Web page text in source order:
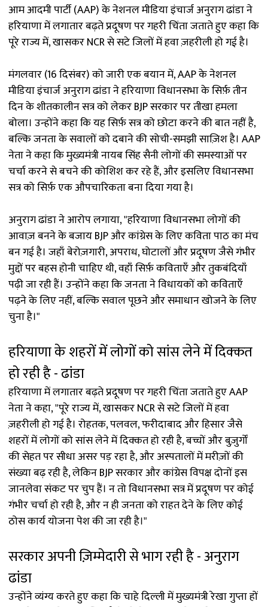
आम आदमी पार्टी (AAP) के नेशनल मीडिया इंचार्ज अनुराग ढांडा ने
हरियाणा में लगातार बढ़ते प्रदूषण पर गहरी चिंता जताते हुए कहा कि
पूरे राज्य में, खासकर NCR से सटे जिलों में हवा ज़हरीली हो गई है।
मंगलवार (16 दिसंबर) को जारी एक बयान में, AAP के नेशनल
मीडिया इंचार्ज अनुराग ढांडा ने हरियाणा विधानसभा के सिर्फ़ तीन
दिन के शीतकालीन सत्र को लेकर BJP सरकार पर तीखा हमला
बोला। उन्होंने कहा कि यह सिर्फ़ सत्र को छोटा करने की बात नहीं है,
बल्कि जनता के सवालों को दबाने की सोची-समझी साज़िश है। AAP
नेता ने कहा कि मुख्यमंत्री नायब सिंह सैनी लोगों की समस्याओं पर
चर्चा करने से बचने की कोशिश कर रहे हैं, और इसलिए विधानसभा
सत्र को सिर्फ़ एक औपचारिकता बना दिया गया है।
अनुराग ढांडा ने आरोप लगाया, "हरियाणा विधानसभा लोगों की
आवाज़ बनने के बजाय BJP और कांग्रेस के लिए कविता पाठ का मंच
बन गई है। जहाँ बेरोज़गारी, अपराध, घोटालों और प्रदूषण जैसे गंभीर
मुद्दों पर बहस होनी चाहिए थी, वहाँ सिर्फ़ कविताएँ और तुकबंदियाँ
पढ़ी जा रही हैं। उन्होंने कहा कि जनता ने विधायकों को कविताएँ
पढ़ने के लिए नहीं, बल्कि सवाल पूछने और समाधान खोजने के लिए
चुना है।"
हरियाणा के शहरों में लोगों को सांस लेने में दिक्कत
हो रही है - ढांडा
हरियाणा में लगातार बढ़ते प्रदूषण पर गहरी चिंता जताते हुए AAP
नेता ने कहा, "पूरे राज्य में, खासकर NCR से सटे जिलों में हवा
ज़हरीली हो गई है। रोहतक, पलवल, फरीदाबाद और हिसार जैसे
शहरों में लोगों को सांस लेने में दिक्कत हो रही है, बच्चों और बुज़ुर्गों
की सेहत पर सीधा असर पड़ रहा है, और अस्पतालों में मरीज़ों की
संख्या बढ़ रही है, लेकिन BJP सरकार और कांग्रेस विपक्ष दोनों इस
जानलेवा संकट पर चुप हैं। न तो विधानसभा सत्र में प्रदूषण पर कोई
गंभीर चर्चा हो रही है, और न ही जनता को राहत देने के लिए कोई
ठोस कार्य योजना पेश की जा रही है।"
सरकार अपनी ज़िम्मेदारी से भाग रही है - अनुराग
ढांडा
उन्होंने व्यंग्य करते हुए कहा कि चाहे दिल्ली में मुख्यमंत्री रेखा गुप्ता हों